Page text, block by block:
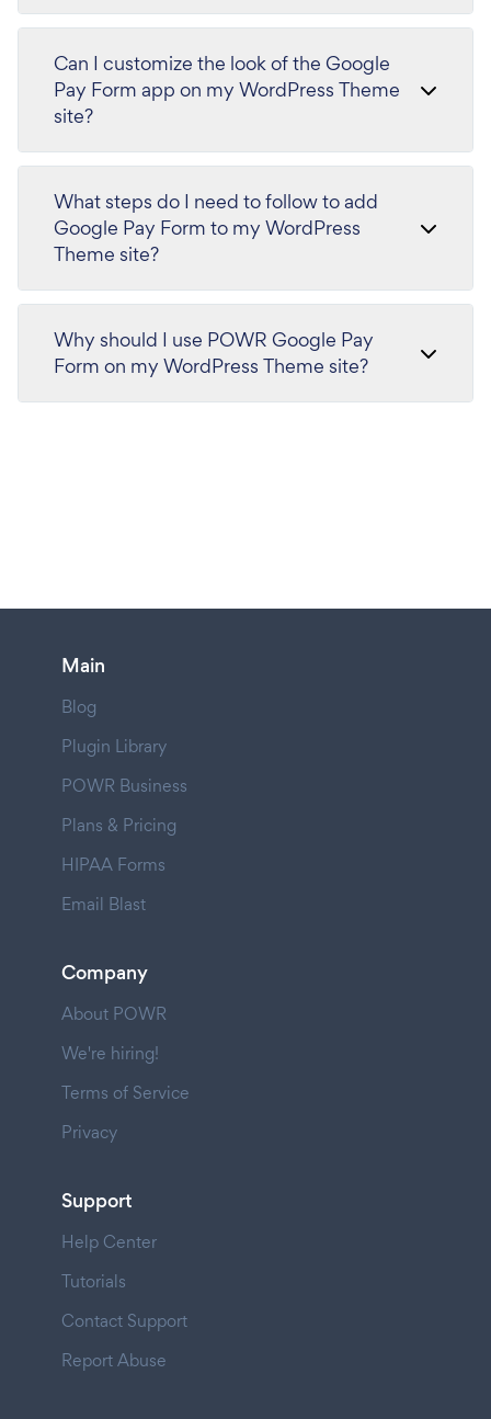
Can I customize the look of the Google
Pay Form app on my WordPress Theme
site?
What steps do I need to follow to add
Google Pay Form to my WordPress
Theme site?
Why should I use POWR Google Pay
Form on my WordPress Theme site?
Main
Blog
Plugin Library
POWR Business
Plans & Pricing
HIPAA Forms
Email Blast
Company
About POWR
We're hiring!
Terms of Service
Privacy
Support
Help Center
Tutorials
Contact Support
Report Abuse